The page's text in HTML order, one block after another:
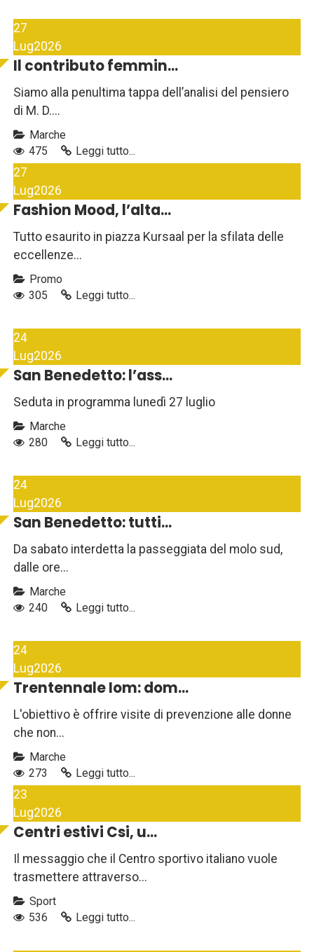
27
Lug2026
Il contributo femmin...
Siamo alla penultima tappa dell’analisi del pensiero
di M. D....
Marche
475
Leggi tutto...
27
Lug2026
Fashion Mood, l’alta...
Tutto esaurito in piazza Kursaal per la sfilata delle
eccellenze...
Promo
305
Leggi tutto...
24
Lug2026
San Benedetto: l’ass...
Seduta in programma lunedì 27 luglio
Marche
280
Leggi tutto...
24
Lug2026
San Benedetto: tutti...
Da sabato interdetta la passeggiata del molo sud,
dalle ore...
Marche
240
Leggi tutto...
24
Lug2026
Trentennale Iom: dom...
L'obiettivo è offrire visite di prevenzione alle donne
che non...
Marche
273
Leggi tutto...
23
Lug2026
Centri estivi Csi, u...
Il messaggio che il Centro sportivo italiano vuole
trasmettere attraverso...
Sport
536
Leggi tutto...